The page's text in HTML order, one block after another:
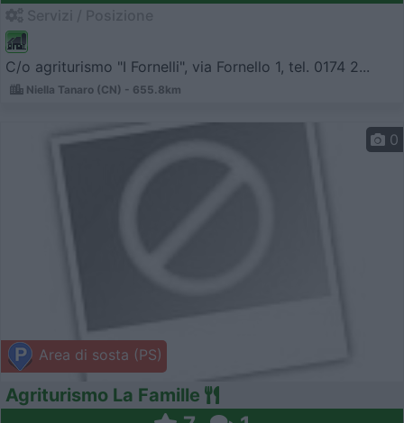
C/o agriturismo "I Fornelli", via Fornello 1, tel. 0174 2...
Niella Tanaro (CN) - 655.8km
Area di sosta (PS)
0
Agriturismo La Famille